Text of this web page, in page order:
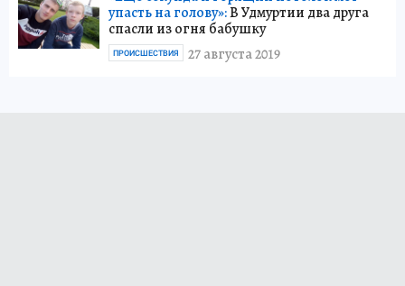
упасть на голову»:В Удмуртии два друга
спасли из огня бабушку
27 августа 2019
ПРОИСШЕСТВИЯ